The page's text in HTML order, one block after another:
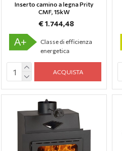
Inserto camino a legna Prity
CMF, 15kW
€ 1.744,48
A+
Classe di efficienza
energetica
ACQUISTA